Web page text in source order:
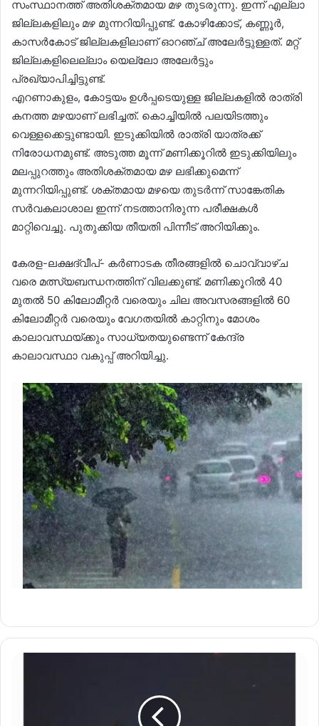
സംസ്ഥാനത്ത് അതിശക്തമായ മഴ തുടരുന്നു. ഇന്ന് എല്ലാ
ജില്ലകളിലും മഴ മുന്നറിയിപ്പുണ്ട്. കോഴിക്കോട്, കണ്ണൂര്‍,
കാസര്‍കോട് ജില്ലകളിലാണ് ഓറഞ്ച് അലേര്‍ട്ടുള്ളത്. മറ്റ്
ജില്ലകളിലെല്ലാം യെല്ലോ അലേര്‍ട്ടും
പ്രഖ്യാപിച്ചിട്ടുണ്ട്.
എറണാകുളം, കോട്ടയം ഉള്‍പ്പടെയുള്ള ജില്ലകളില്‍ രാത്രി
കനത്ത മഴയാണ് ലഭിച്ചത്. കൊച്ചിയില്‍ പലയിടത്തും
വെള്ളക്കെട്ടുണ്ടായി. ഇടുക്കിയില്‍ രാത്രി യാത്രക്ക്
നിരോധനമുണ്ട്. അടുത്ത മൂന്ന് മണിക്കൂറില്‍ ഇടുക്കിയിലും
മലപ്പുറത്തും അതിശക്തമായ മഴ ലഭിക്കുമെന്ന്
മുന്നറിയിപ്പുണ്ട്. ശക്തമായ മഴയെ തുടര്‍ന്ന് സാങ്കേതിക
സര്‍വകലാശാല ഇന്ന് നടത്താനിരുന്ന പരീക്ഷകള്‍
മാറ്റിവെച്ചു. പുതുക്കിയ തീയതി പിന്നീട് അറിയിക്കും.
കേരള-ലക്ഷദ്വീപ്- കര്‍ണാടക തീരങ്ങളില്‍ ചൊവ്വാഴ്ച
വരെ മത്സ്യബന്ധനത്തിന് വിലക്കുണ്ട്. മണിക്കൂറില്‍ 40
മുതല്‍ 50 കിലോമീറ്റര്‍ വരെയും ചില അവസരങ്ങളില്‍ 60
കിലോമീറ്റര്‍ വരെയും വേഗതയില്‍ കാറ്റിനും മോശം
കാലാവസ്ഥയ്ക്കും സാധ്യതയുണ്ടെന്ന് കേന്ദ്ര
കാലാവസ്ഥാ വകുപ്പ് അറിയിച്ചു.